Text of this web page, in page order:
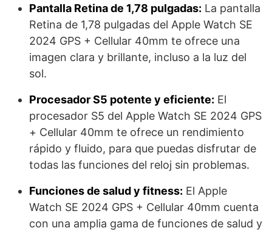
Pantalla Retina de 1,78 pulgadas: La pantalla
Retina de 1,78 pulgadas del Apple Watch SE
2024 GPS + Cellular 40mm te ofrece una
imagen clara y brillante, incluso a la luz del
sol.
Procesador S5 potente y eficiente: El
procesador S5 del Apple Watch SE 2024 GPS
+ Cellular 40mm te ofrece un rendimiento
rápido y fluido, para que puedas disfrutar de
todas las funciones del reloj sin problemas.
Funciones de salud y fitness: El Apple
Watch SE 2024 GPS + Cellular 40mm cuenta
con una amplia gama de funciones de salud y